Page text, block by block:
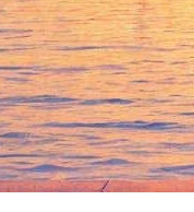
от